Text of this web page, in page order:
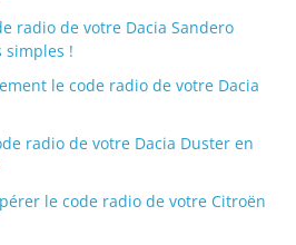
radio de votre Dacia Sandero
simples !
le code radio de votre Dacia
radio de votre Dacia Duster en
le code radio de votre Citroën